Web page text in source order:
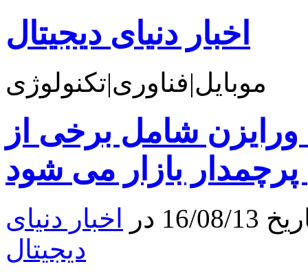
اخبار دنیای دیجیتال
موبایل|فناوری|تکنولوژی
شامل برخی از
بازار می شود
در
اخبار دنیای
دیجیتال